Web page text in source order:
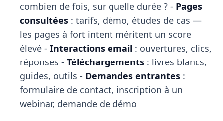
combien de fois, sur quelle durée ? - Pages
consultées : tarifs, démo, études de cas —
les pages à fort intent méritent un score
élevé - Interactions email : ouvertures, clics,
réponses - Téléchargements : livres blancs,
guides, outils - Demandes entrantes :
formulaire de contact, inscription à un
webinar, demande de démo